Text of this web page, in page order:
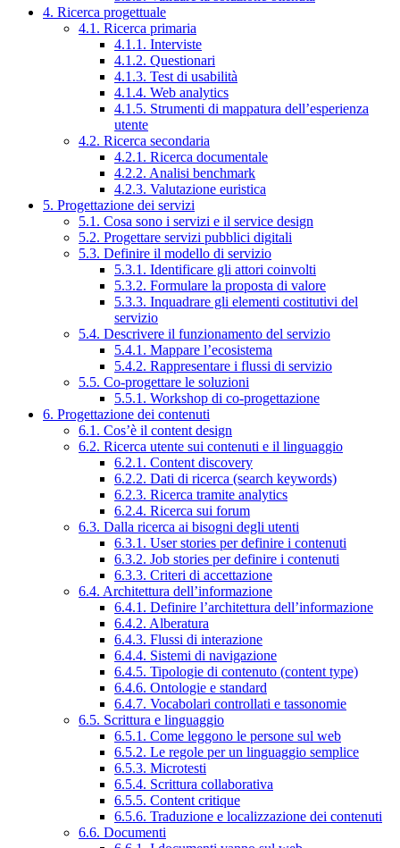
4. Ricerca progettuale
4.1. Ricerca primaria
4.1.1. Interviste
4.1.2. Questionari
4.1.3. Test di usabilità
4.1.4. Web analytics
4.1.5. Strumenti di mappatura dell’esperienza
utente
4.2. Ricerca secondaria
4.2.1. Ricerca documentale
4.2.2. Analisi benchmark
4.2.3. Valutazione euristica
5. Progettazione dei servizi
5.1. Cosa sono i servizi e il service design
5.2. Progettare servizi pubblici digitali
5.3. Definire il modello di servizio
5.3.1. Identificare gli attori coinvolti
5.3.2. Formulare la proposta di valore
5.3.3. Inquadrare gli elementi costitutivi del
servizio
5.4. Descrivere il funzionamento del servizio
5.4.1. Mappare l’ecosistema
5.4.2. Rappresentare i flussi di servizio
5.5. Co-progettare le soluzioni
5.5.1. Workshop di co-progettazione
6. Progettazione dei contenuti
6.1. Cos’è il content design
6.2. Ricerca utente sui contenuti e il linguaggio
6.2.1. Content discovery
6.2.2. Dati di ricerca (search keywords)
6.2.3. Ricerca tramite analytics
6.2.4. Ricerca sui forum
6.3. Dalla ricerca ai bisogni degli utenti
6.3.1. User stories per definire i contenuti
6.3.2. Job stories per definire i contenuti
6.3.3. Criteri di accettazione
6.4. Architettura dell’informazione
6.4.1. Definire l’architettura dell’informazione
6.4.2. Alberatura
6.4.3. Flussi di interazione
6.4.4. Sistemi di navigazione
6.4.5. Tipologie di contenuto (content type)
6.4.6. Ontologie e standard
6.4.7. Vocabolari controllati e tassonomie
6.5. Scrittura e linguaggio
6.5.1. Come leggono le persone sul web
6.5.2. Le regole per un linguaggio semplice
6.5.3. Microtesti
6.5.4. Scrittura collaborativa
6.5.5. Content critique
6.5.6. Traduzione e localizzazione dei contenuti
6.6. Documenti